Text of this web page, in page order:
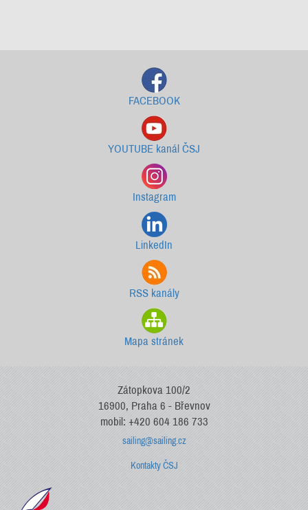
FACEBOOK
YOUTUBE kanál ČSJ
Instagram
LinkedIn
RSS kanály
Mapa stránek
Zátopkova 100/2
16900, Praha 6 - Břevnov
mobil: +420 604 186 733
sailing@sailing.cz
Kontakty ČSJ